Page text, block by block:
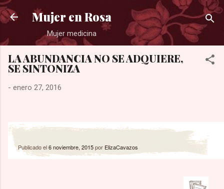
Ir al contenido principal
Mujer en Rosa
Mujer medicina
LA ABUNDANCIA NO SE ADQUIERE,
SE SINTONIZA
- enero 27, 2016
Publicado el6 noviembre, 2015por ElizaCavazos